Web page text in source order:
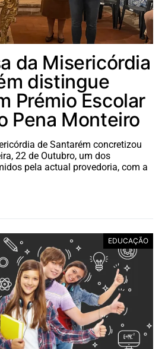
da Misericórdia
distingue
Prémio Escolar
Pena Monteiro
de Santarém concretizou
22 de Outubro, um dos
pela actual provedoria, com a
EDUCAÇÃO